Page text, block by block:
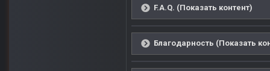
F.A.Q. (Показать контент)
Благодарность (Показать